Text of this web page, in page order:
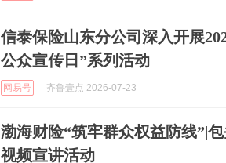
信泰保险山东分公司深入开展
公众宣传日”系列活动
网易号 齐鲁壹点 2026-07-23
渤海财险“筑牢群众权益防线”|
视频宣讲活动